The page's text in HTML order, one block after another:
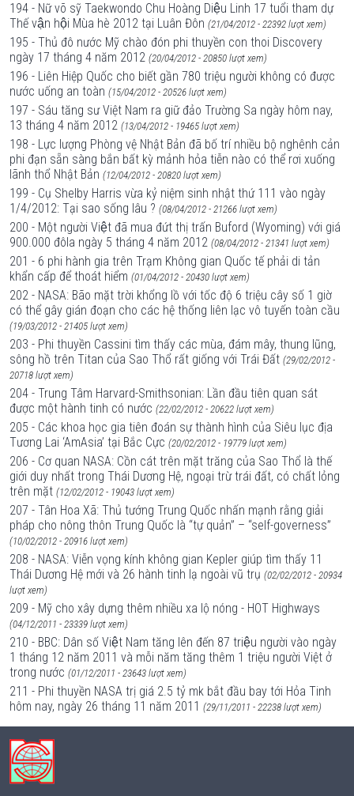
194 - Nữ võ sỹ Taekwondo Chu Hoàng Diệu Linh 17 tuổi tham dự
Thế vận hội Mùa hè 2012 tại Luân Đôn (21/04/2012 - 22392 lượt xem)
195 - Thủ đô nước Mỹ chào đón phi thuyền con thoi Discovery
ngày 17 tháng 4 năm 2012 (20/04/2012 - 20850 lượt xem)
196 - Liên Hiệp Quốc cho biết gần 780 triệu người không có được
nước uống an toàn (15/04/2012 - 20526 lượt xem)
197 - Sáu tăng sư Việt Nam ra giữ đảo Trường Sa ngày hôm nay,
13 tháng 4 năm 2012 (13/04/2012 - 19465 lượt xem)
198 - Lực lượng Phòng vệ Nhật Bản đã bố trí nhiều bộ nghênh cản
phi đạn sẵn sàng bắn bất kỳ mảnh hỏa tiễn nào có thể rơi xuống
lãnh thổ Nhật Bản (12/04/2012 - 20820 lượt xem)
199 - Cụ Shelby Harris vừa kỷ niệm sinh nhật thứ 111 vào ngày
1/4/2012: Tại sao sống lâu ? (08/04/2012 - 21266 lượt xem)
200 - Một người Việt đã mua đứt thị trấn Buford (Wyoming) với giá
900.000 đôla ngày 5 tháng 4 năm 2012 (08/04/2012 - 21341 lượt xem)
201 - 6 phi hành gia trên Trạm Không gian Quốc tế phải di tản
khẩn cấp để thoát hiểm (01/04/2012 - 20430 lượt xem)
202 - NASA: Bão mặt trời khổng lồ với tốc độ 6 triệu cây số 1 giờ
có thể gây gián đoạn cho các hệ thống liên lạc vô tuyến toàn cầu
(19/03/2012 - 21405 lượt xem)
203 - Phi thuyền Cassini tìm thấy các mùa, đám mây, thung lũng,
sông hồ trên Titan của Sao Thổ rất giống với Trái Đất (29/02/2012 -
20718 lượt xem)
204 - Trung Tâm Harvard-Smithsonian: Lần đầu tiên quan sát
được một hành tinh có nước (22/02/2012 - 20622 lượt xem)
205 - Các khoa học gia tiên đoán sự thành hình của Siêu lục địa
Tương Lai ‘AmAsia’ tại Bắc Cực (20/02/2012 - 19779 lượt xem)
206 - Cơ quan NASA: Cồn cát trên mặt trăng của Sao Thổ là thế
giới duy nhất trong Thái Dương Hệ, ngoại trừ trái đất, có chất lỏng
trên mặt (12/02/2012 - 19043 lượt xem)
207 - Tân Hoa Xã: Thủ tướng Trung Quốc nhấn mạnh rằng giải
pháp cho nông thôn Trung Quốc là “tự quản” – “self-governess”
(10/02/2012 - 20916 lượt xem)
208 - NASA: Viễn vọng kính không gian Kepler giúp tìm thấy 11
Thái Dương Hệ mới và 26 hành tinh lạ ngoài vũ trụ (02/02/2012 - 20934
lượt xem)
209 - Mỹ cho xây dựng thêm nhiều xa lộ nóng - HOT Highways
(04/12/2011 - 23339 lượt xem)
210 - BBC: Dân số Việt Nam tăng lên đến 87 triệu người vào ngày
1 tháng 12 năm 2011 và mỗi năm tăng thêm 1 triệu người Việt ở
trong nước (01/12/2011 - 23643 lượt xem)
211 - Phi thuyền NASA trị giá 2.5 tỷ mk bắt đầu bay tới Hỏa Tinh
hôm nay, ngày 26 tháng 11 năm 2011 (29/11/2011 - 22238 lượt xem)